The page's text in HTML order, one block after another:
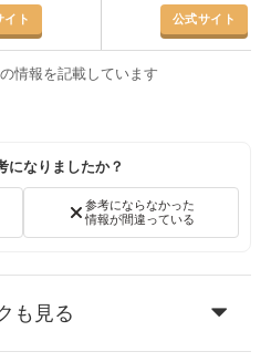
イト 公式サイト
情報を記載しています
になりましたか？
参考にならなかった
情報が間違っている
も見る